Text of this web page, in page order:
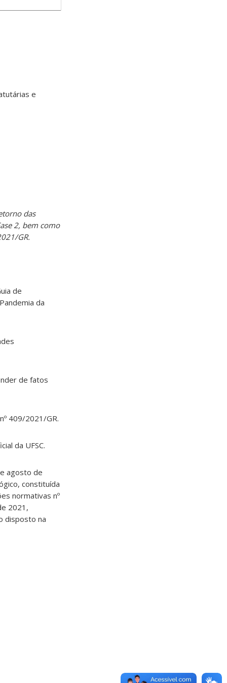
e
das
2, bem como
GR.
de
da
de fatos
409/2021/GR.
da UFSC.
agosto de
constituída
normativas nº
2021,
disposto na